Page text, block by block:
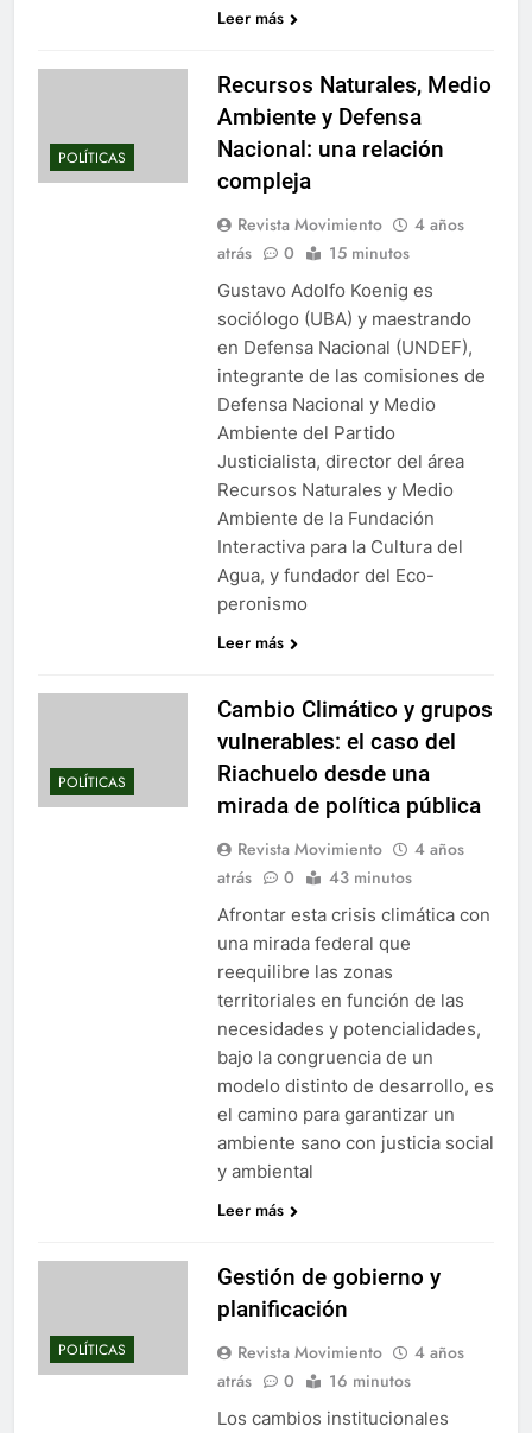
Leer más
POLÍTICAS
Recursos Naturales, Medio
Ambiente y Defensa
Nacional: una relación
compleja
Revista Movimiento
4 años
atrás
0 15 minutos
Gustavo Adolfo Koenig es
sociólogo (UBA) y maestrando
en Defensa Nacional (UNDEF),
integrante de las comisiones de
Defensa Nacional y Medio
Ambiente del Partido
Justicialista, director del área
Recursos Naturales y Medio
Ambiente de la Fundación
Interactiva para la Cultura del
Agua, y fundador del Eco-
peronismo
Leer más
POLÍTICAS
Cambio Climático y grupos
vulnerables: el caso del
Riachuelo desde una
mirada de política pública
Revista Movimiento
4 años
atrás
0 43 minutos
Afrontar esta crisis climática con
una mirada federal que
reequilibre las zonas
territoriales en función de las
necesidades y potencialidades,
bajo la congruencia de un
modelo distinto de desarrollo, es
el camino para garantizar un
ambiente sano con justicia social
y ambiental
Leer más
POLÍTICAS
Gestión de gobierno y
planificación
Revista Movimiento
4 años
atrás
0 16 minutos
Los cambios institucionales